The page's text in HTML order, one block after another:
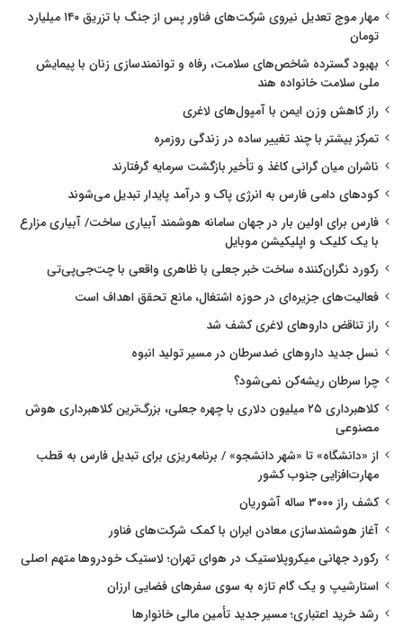
مهار موج تعدیل نیروی شرکت‌های فناور پس از جنگ با تزریق ۱۴۰ میلیارد
تومان
بهبود گسترده شاخص‌های سلامت، رفاه و توانمندسازی زنان با پیمایش
ملی سلامت خانواده هند
راز کاهش وزن ایمن با آمپول‌های لاغری
تمرکز بیشتر با چند تغییر ساده در زندگی روزمره
ناشران میان گرانی کاغذ و تأخیر بازگشت سرمایه گرفتارند
کودهای دامی فارس به انرژی پاک و درآمد پایدار تبدیل می‌شوند
فارس برای اولین بار در جهان سامانه هوشمند آبیاری ساخت/ آبیاری مزارع
با یک کلیک و اپلیکیشن موبایل
رکورد نگران‌کننده ساخت خبر جعلی با ظاهری واقعی با چت‌جی‌پی‌تی
فعالیت‌های جزیره‌ای در حوزه اشتغال، مانع تحقق اهداف است
راز تناقض داروهای لاغری کشف شد
نسل جدید داروهای ضدسرطان در مسیر تولید انبوه
چرا سرطان ریشه‌کن نمی‌شود؟
کلاهبرداری ۲۵ میلیون دلاری با چهره جعلی، بزرگ‌ترین کلاهبرداری هوش
مصنوعی
از «دانشگاه» تا «شهر دانشجو» / برنامه‌ریزی برای تبدیل فارس به قطب
مهارت‌افزایی جنوب کشور
کشف راز ۳۰۰۰ ساله آشوریان
آغاز هوشمندسازی معادن ایران با کمک شرکت‌های فناور
رکورد جهانی میکروپلاستیک در هوای تهران؛ لاستیک خودروها متهم اصلی
استارشیپ و یک گام تازه به سوی سفرهای فضایی ارزان
رشد خرید اعتباری؛ مسیر جدید تأمین مالی خانوارها